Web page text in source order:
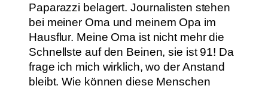
Paparazzi belagert. Journalisten stehen
bei meiner Oma und meinem Opa im
Hausflur. Meine Oma ist nicht mehr die
Schnellste auf den Beinen, sie ist 91! Da
frage ich mich wirklich, wo der Anstand
bleibt. Wie können diese Menschen